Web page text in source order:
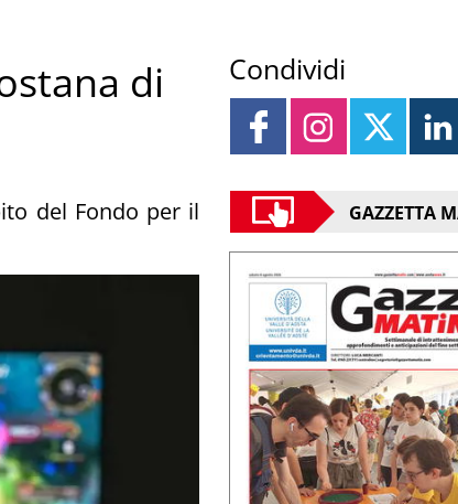
di
del Fondo per il
Condividi
GAZZETTA